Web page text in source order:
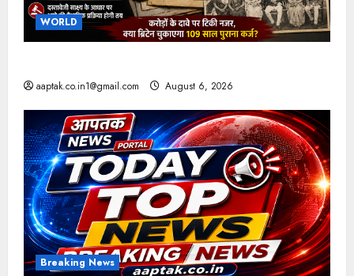
WORLD
aaptak.co.in1@gmail.com August 6, 2026
Breaking News